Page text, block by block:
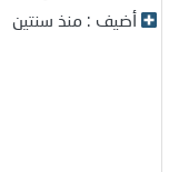
أضيف : منذ سنتين